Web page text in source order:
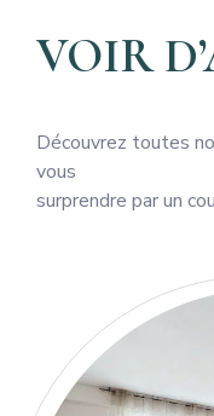
VOIR
Découvrez toutes
vous
surprendre par un